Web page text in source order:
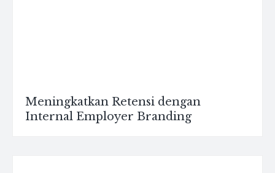
Meningkatkan Retensi dengan
Internal Employer Branding